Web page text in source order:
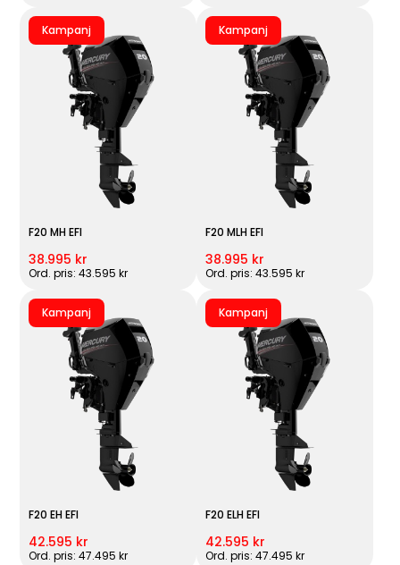
Kampanj
F20 MH EFI
38.995 kr
Ord. pris: 43.595 kr
Kampanj
F20 MLH EFI
38.995 kr
Ord. pris: 43.595 kr
Kampanj
F20 EH EFI
42.595 kr
Ord. pris: 47.495 kr
Kampanj
F20 ELH EFI
42.595 kr
Ord. pris: 47.495 kr